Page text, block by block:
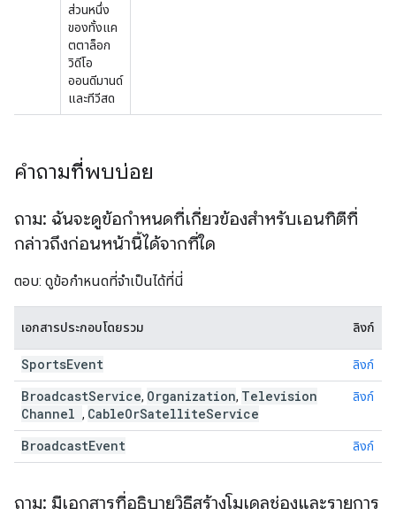
ส่วนหนึ่ง
ของทั้งแค
ตตาล็อก
วิดีโอ
ออนดีมานด์
และทีวีสด
คำถามที่พบบ่อย
ถาม: ฉันจะดูข้อกำหนดที่เกี่ยวข้องสำหรับเอนทิตีที่
กล่าวถึงก่อนหน้านี้ได้จากที่ใด
ตอบ: ดูข้อกำหนดที่จำเป็นได้ที่นี่
เอกสารประกอบโดยรวม ลิงก์
SportsEvent ลิงก์
BroadcastService, Organization, Television
Channel , CableOrSatelliteService
ลิงก์
BroadcastEvent ลิงก์
ถาม: มีเอกสารที่อธิบายวิธีสร้างโมเดลช่องและรายการ